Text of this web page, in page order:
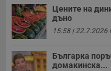
Цените на
дъно
15:58 | 22.7.2026
Българка
домакинска...